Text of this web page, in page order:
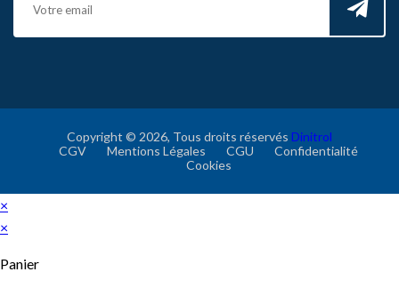
Copyright © 2026, Tous droits réservés Dinitrol
CGV
Mentions Légales CGU
Confidentialité
Cookies
×
×
Panier